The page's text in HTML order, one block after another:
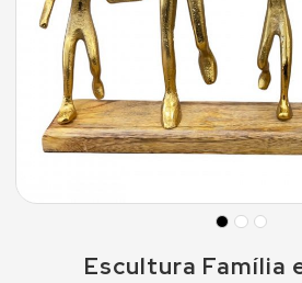
Escultura Família